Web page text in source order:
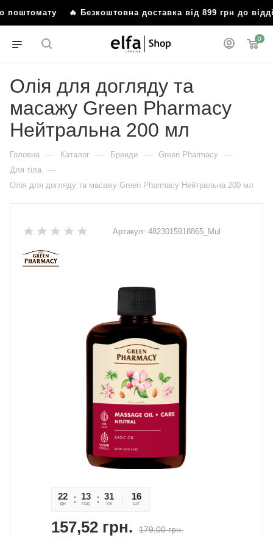
поштомату 🔥 Безкоштовна доставка від 899 грн до
0
Олія для догляду та
масажу Green Pharmacy
Нейтральна 200 мл
Головна — Каталог — Бренди — Green Pharmacy —
Для тіла —
Олія для догляду та масажу Green Pharmacy Нейтральна 200 мл
Артикул: 4823015918865_Mul
22
дн
13
год
31
хв
47
сек
16
шт
157,52 грн. 179,00грн.